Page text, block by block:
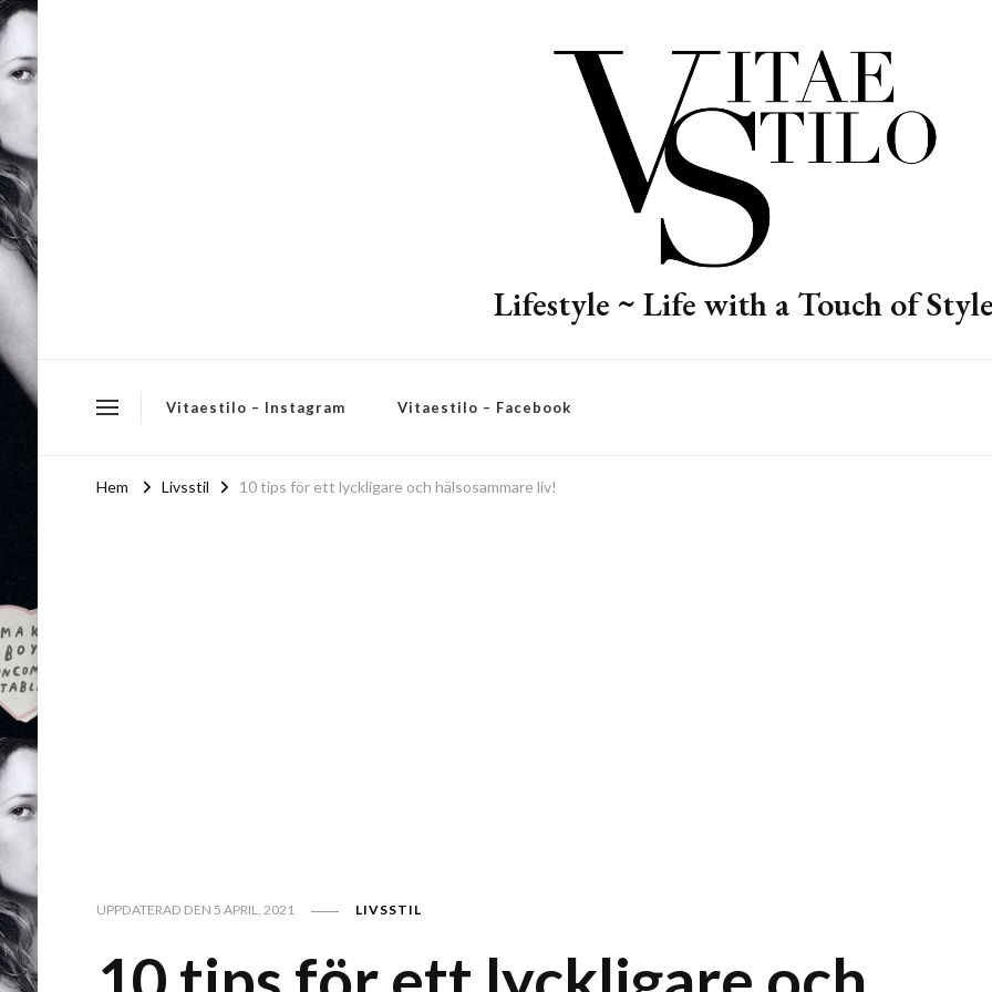
Lifestyle ~ Life with a Touch of
Vitaestilo – Instagram Vitaestilo – Facebook
Hem Livsstil 10 tips för ett lyckligare och hälsosammare liv!
UPPDATERAD DEN 5 APRIL, 2021 LIVSSTIL